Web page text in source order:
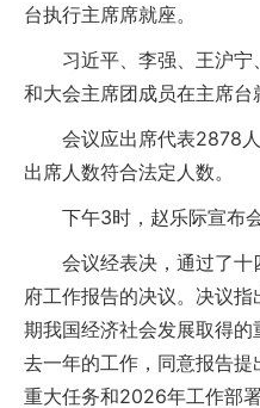
台执行主席席就座。
习近平、李强、王沪宁
和大会主席团成员在主席台
会议应出席代表2878人
出席人数符合法定人数。
下午3时，赵乐际宣布会
会议经表决，通过了十
府工作报告的决议。决议指
期我国经济社会发展取得
去一年的工作，同意报告提
重大任务和2026年工作部